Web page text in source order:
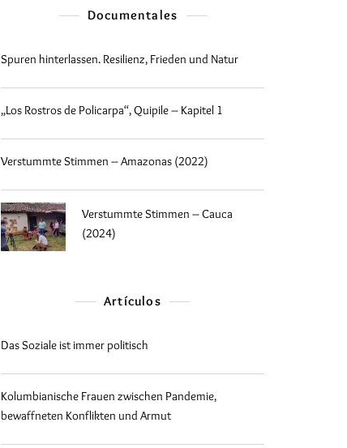
Documentales
Spuren hinterlassen. Resilienz, Frieden und Natur
„Los Rostros de Policarpa“, Quipile – Kapitel 1
Verstummte Stimmen – Amazonas (2022)
Verstummte Stimmen – Cauca
(2024)
Artículos
Das Soziale ist immer politisch
Kolumbianische Frauen zwischen Pandemie,
bewaffneten Konflikten und Armut